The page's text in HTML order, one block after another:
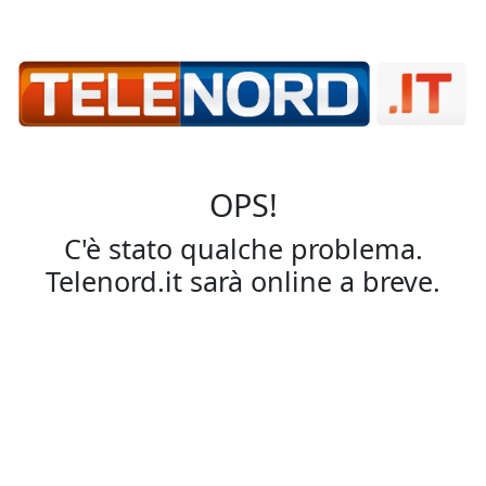
OPS!
C'è stato qualche problema.
Telenord.it sarà online a breve.